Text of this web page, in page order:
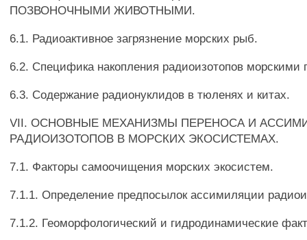
ПОЗВОНОЧНЫМИ ЖИВОТНЫМИ.
6.1. Радиоактивное загрязнение морских рыб.
6.2. Специфика накопления радиоизотопов морскими
6.3. Содержание радионуклидов в тюленях и китах.
VII. ОСНОВНЫЕ МЕХАНИЗМЫ ПЕРЕНОСА И
РАДИОИЗОТОПОВ В МОРСКИХ ЭКОСИСТЕМАХ.
7.1. Факторы самоочищения морских экосистем.
7.1.1. Определение предпосылок ассимиляции
7.1.2. Геоморфологический и гидродинамические